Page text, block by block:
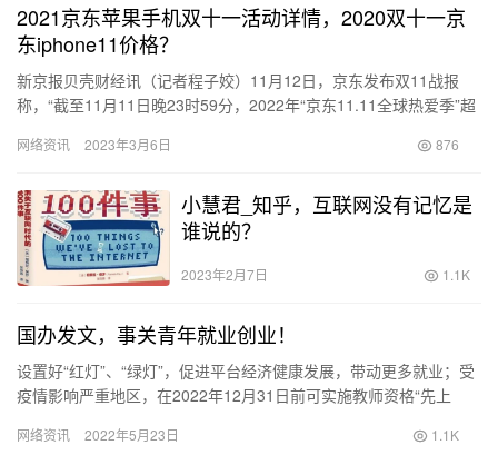
2021京东苹果手机双十一活动详情，2020双十一京
东iphone11价格？
新京报贝壳财经讯（记者程子姣）11月12日，京东发布双11战报
称，“截至11月11日晚23时59分，2022年“京东11.11全球热爱季”超
网络资讯 2023年3月6日 876
小慧君_知乎，互联网没有记忆是
谁说的？
2023年2月7日 1.1K
国办发文，事关青年就业创业！
设置好“红灯”、“绿灯”，促进平台经济健康发展，带动更多就业；受
疫情影响严重地区，在2022年12月31日前可实施教师资格“先上
网络资讯 2022年5月23日 1.1K